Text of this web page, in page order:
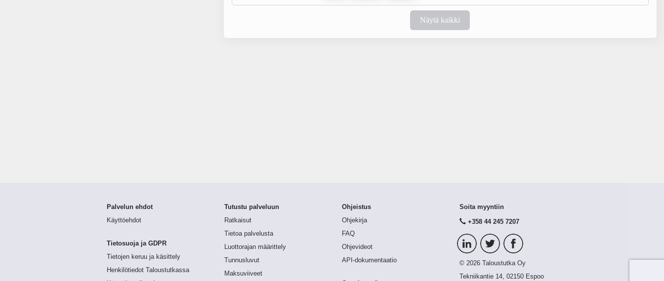
Näytä kaikki
Palvelun ehdot
Käyttöehdot
Tietosuoja ja GDPR
Tietojen keruu ja käsittely
Henkilötiedot Taloustutkassa
Tutustu palveluun
Ratkaisut
Tietoa palvelusta
Luottorajan määrittely
Tunnusluvut
Maksuviiveet
Ohjeistus
Ohjekirja
FAQ
Ohjevideot
API-dokumentaatio
Soita myyntiin
+358 44 245 7207
© 2026 Taloustutka Oy
Tekniikantie 14, 02150 Espoo